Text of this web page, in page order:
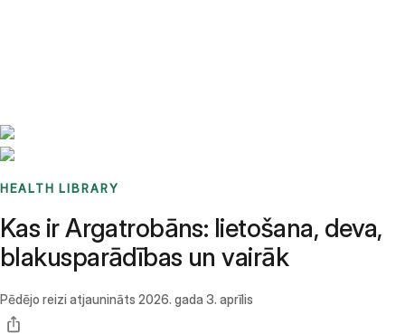
HEALTH LIBRARY
Kas ir Argatrobāns: lietošana, deva,
blakusparādības un vairāk
Pēdējo reizi atjaunināts 2026. gada 3. aprīlis